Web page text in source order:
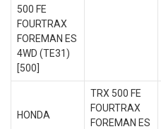
500 FE
FOURTRAX
FOREMAN ES
4WD (TE31)
[500]
HONDA
TRX 500 FE
FOURTRAX
FOREMAN ES